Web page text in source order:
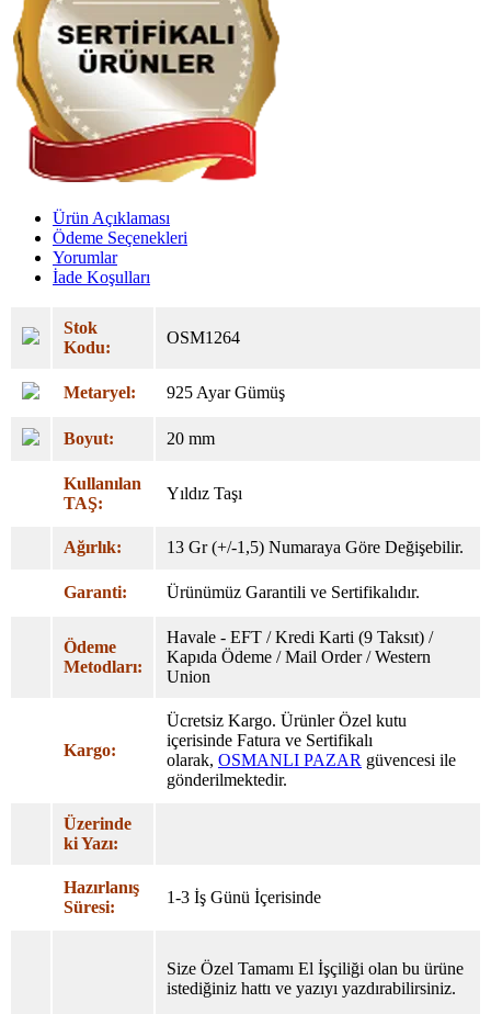
Ürün Açıklaması
Ödeme Seçenekleri
Yorumlar
İade Koşulları
Stok
Kodu:
OSM1264
Metaryel: 925 Ayar Gümüş
Boyut: 20 mm
Kullanılan
TAŞ:
Yıldız Taşı
Ağırlık: 13 Gr (+/-1,5) Numaraya Göre Değişebilir.
Garanti: Ürünümüz Garantili ve Sertifikalıdır.
Ödeme
Metodları:
Havale - EFT / Kredi Karti (9 Taksıt) /
Kapıda Ödeme / Mail Order / Western
Union
Kargo:
Ücretsiz Kargo. Ürünler Özel kutu
içerisinde Fatura ve Sertifikalı
olarak, OSMANLI PAZAR güvencesi ile
gönderilmektedir.
Üzerinde
ki Yazı:
Hazırlanış
Süresi:
1-3 İş Günü İçerisinde
Size Özel Tamamı El İşçiliği olan bu ürüne
istediğiniz hattı ve yazıyı yazdırabilirsiniz.